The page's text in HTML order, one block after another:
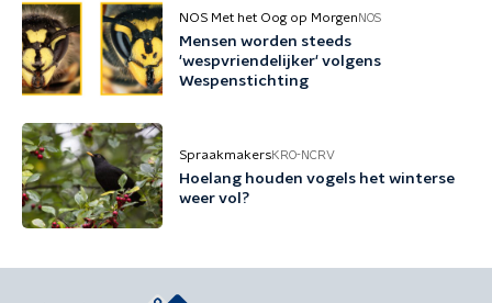
NOS Met het Oog op Morgen NOS
Mensen worden steeds
'wespvriendelijker' volgens
Wespenstichting
SpraakmakersKRO-NCRV
Hoelang houden vogels het winterse
weer vol?